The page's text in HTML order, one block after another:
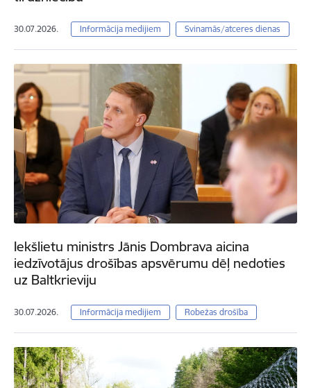
30.07.2026. Informācija medijiem Svinamās/atceres dienas
Iekšlietu ministrs Jānis Dombrava aicina
iedzīvotājus drošības apsvērumu dēļ nedoties
uz Baltkrieviju
30.07.2026. Informācija medijiem Robežas drošība